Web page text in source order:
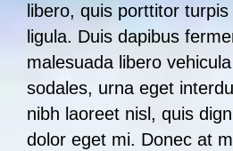
libero, quis porttitor
ligula. Duis dapibus
malesuada libero
sodales, urna eget
nibh laoreet nisl, quis
dolor eget mi. Donec at